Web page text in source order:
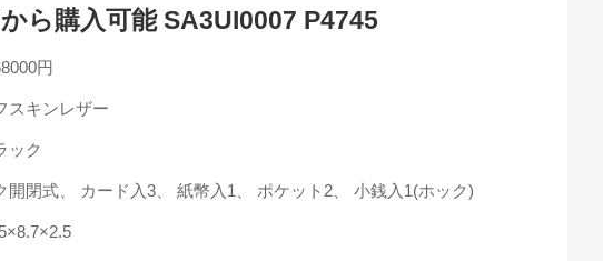
ら購入可能 SA3UI0007 P4745
円
スキンレザー
ック
開閉式、 カード入3、 紙幣入1、 ポケット2、 小銭入1(ホック)